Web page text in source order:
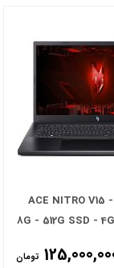
(ACE NITRO V15
8G - 512G SSD -
تومان